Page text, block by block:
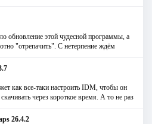
обновление этой чудесной программы, а
"отрепачить". С нетерпение ждём
как все-таки настроить IDM, чтобы он
через короткое время. А то не раз
26.4.2